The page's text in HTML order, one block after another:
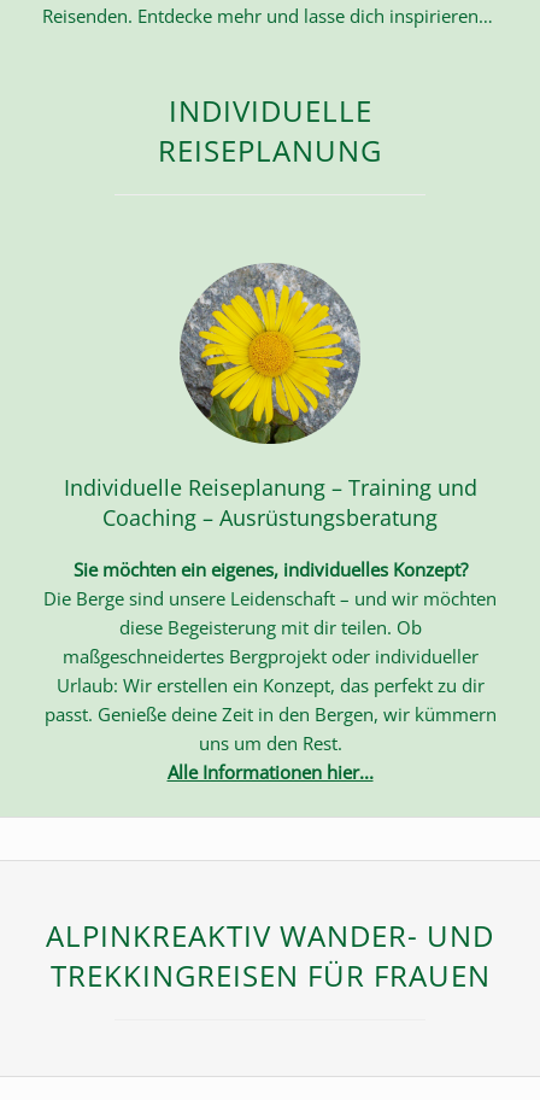
Reisenden. Entdecke mehr und lasse dich inspirieren…
INDIVIDUELLE
REISEPLANUNG
Individuelle Reiseplanung – Training und
Coaching – Ausrüstungsberatung
Sie möchten ein eigenes, individuelles Konzept?
Die Berge sind unsere Leidenschaft – und wir möchten
diese Begeisterung mit dir teilen. Ob
maßgeschneidertes Bergprojekt oder individueller
Urlaub: Wir erstellen ein Konzept, das perfekt zu dir
passt. Genieße deine Zeit in den Bergen, wir kümmern
uns um den Rest.
Alle Informationen hier...
ALPINKREAKTIV WANDER- UND
TREKKINGREISEN FÜR FRAUEN